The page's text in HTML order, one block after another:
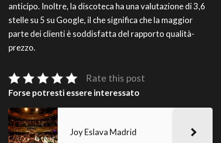
anticipo. Inoltre, la discoteca ha una valutazione di 3,6
stelle su 5 su Google, il che significa che la maggior
parte dei clienti è soddisfatta del rapporto qualità-
prezzo.
Rate this post
Forse potresti essere interessato
Joy Eslava Madrid